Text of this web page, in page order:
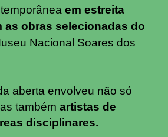
em estreita
as obras selecionadas do
Nacional Soares dos
aberta envolveu não só
também artistas de
disciplinares.